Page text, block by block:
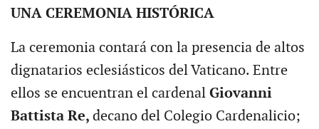
UNA CEREMONIA HISTÓRICA
La ceremonia contará con la presencia de altos
dignatarios eclesiásticos del Vaticano. Entre
ellos se encuentran el cardenal Giovanni
Battista Re, decano del Colegio Cardenalicio;